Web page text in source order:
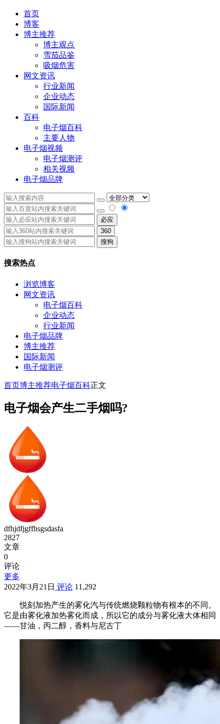
首页
博客
博主推荐
博主观点
雪茄品鉴
吸烟危害
网文资讯
行业新闻
企业动态
国际新闻
百科
电子烟百科
主要人物
电子烟视频
电子烟测评
相关视频
电子烟品牌
必应
360
搜狗
搜索热点
浏览博客
网文资讯
电子烟百科
企业动态
行业新闻
电子烟品牌
博主推荐
国际新闻
电子烟测评
首页博主推荐电子烟百科正文
电子烟会产生二手烟吗?
dfhjdfjgffhsgsdasfa
2827
文章
0
评论
更多
2022年3月21日 评论 11,292
悦刻加热产生的雾化汽与传统燃烧颗粒物有根本的不同。
它是由雾化液加热雾化而成，所以它的成分与雾化液大体相同
——甘油，丙二醇，香料与尼古丁